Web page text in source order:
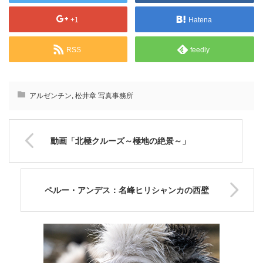
+1 Hatena
RSS feedly
アルゼンチン, 松井章 写真事務所
動画「北極クルーズ～極地の絶景～」
ペルー・アンデス：名峰ヒリシャンカの西壁